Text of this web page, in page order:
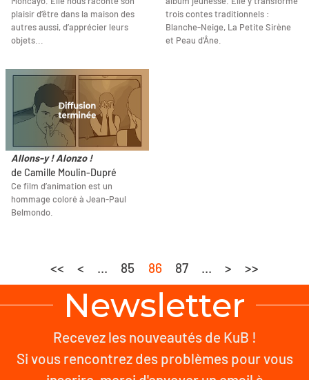
plaisir d’être dans la maison des
autres aussi, d’apprécier leurs
objets...
trois contes traditionnels :
Blanche-Neige, La Petite Sirène
et Peau d'Âne.
Allons-y ! Alonzo !
de Camille Moulin-Dupré
Ce film d’animation est un
hommage coloré à Jean-Paul
Belmondo.
<< < ... 85 86 87 ... > >>
Newsletter
Recevez les nouveautés de KuB !
Si vous rencontrez des problèmes pour vous